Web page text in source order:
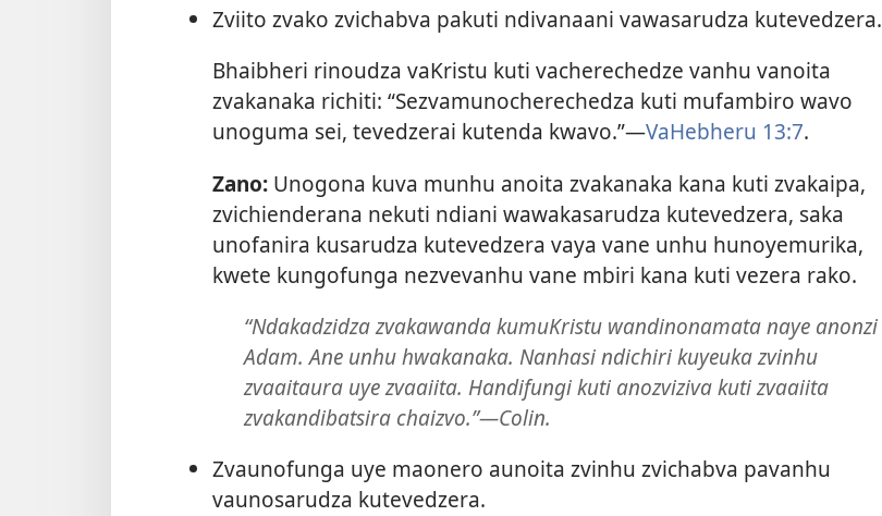
Zviito zvako zvichabva pakuti ndivanaani vawasarudza kutevedzera.
Bhaibheri rinoudza vaKristu kuti vacherechedze vanhu vanoita
zvakanaka richiti: “Sezvamunocherechedza kuti mufambiro wavo
unoguma sei, tevedzerai kutenda kwavo.”​—VaHebheru 13:7.
Zano:Unogona kuva munhu anoita zvakanaka kana kuti zvakaipa,
zvichienderana nekuti ndiani wawakasarudza kutevedzera, saka
unofanira kusarudza kutevedzera vaya vane unhu hunoyemurika,
kwete kungofunga nezvevanhu vane mbiri kana kuti vezera rako.
“Ndakadzidza zvakawanda kumuKristu wandinonamata naye anonzi
Adam. Ane unhu hwakanaka. Nanhasi ndichiri kuyeuka zvinhu
zvaaitaura uye zvaaiita. Handifungi kuti anozviziva kuti zvaaiita
zvakandibatsira chaizvo.”​—Colin.
Zvaunofunga uye maonero aunoita zvinhu zvichabva pavanhu
vaunosarudza kutevedzera.